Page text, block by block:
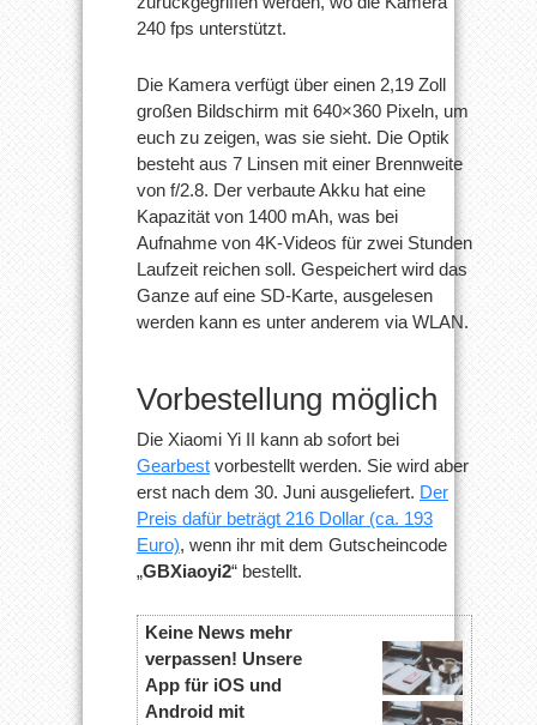
240 fps unterstützt.
Die Kamera verfügt über einen 2,19 Zoll
großen Bildschirm mit 640×360 Pixeln, um
euch zu zeigen, was sie sieht. Die Optik
besteht aus 7 Linsen mit einer Brennweite
von f/2.8. Der verbaute Akku hat eine
Kapazität von 1400 mAh, was bei
Aufnahme von 4K-Videos für zwei Stunden
Laufzeit reichen soll. Gespeichert wird das
Ganze auf eine SD-Karte, ausgelesen
werden kann es unter anderem via WLAN.
Vorbestellung möglich
Die Xiaomi Yi II kann ab sofort bei
Gearbest vorbestellt werden. Sie wird aber
erst nach dem 30. Juni ausgeliefert. Der
Preis dafür beträgt 216 Dollar (ca. 193
Euro), wenn ihr mit dem Gutscheincode
„GBXiaoyi2“ bestellt.
Keine News mehr
verpassen! Unsere
App für iOS und
Android mit